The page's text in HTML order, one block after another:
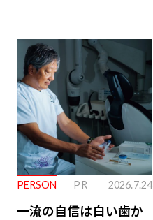
PERSON PR 2026.7.24
一流の自信は白い歯か